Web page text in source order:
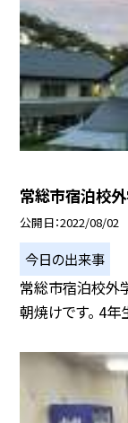
常総市宿泊校
公開日 2022/08/02
今日の出来事
常総市宿泊校外
朝焼けです。 4